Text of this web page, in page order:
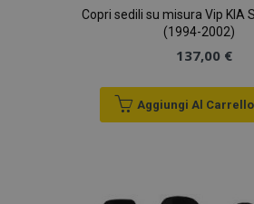
Copri sedili su misura Vip KIA
(1994-2002)
137,00 €
Aggiungi Al Carrello